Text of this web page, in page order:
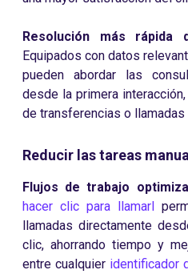
Resolución más rápida
Equipados con datos
pueden abordar las
desde la primera
de transferencias o
Reducir las tareas
Flujos de trabajo
hacer clic para llamarl
llamadas directamente
clic, ahorrando tiempo y
entre cualquier identificador